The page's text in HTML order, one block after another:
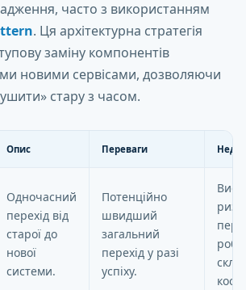
часто з використанням
. Ця архітектурна стратегія
заміну компонентів
новими сервісами, дозволяючи
стару з часом.
Опис Переваги
Одночасний
перехід від
старої до
нової
системи.
Потенційно
швидший
загальний
перехід у разі
успіху.